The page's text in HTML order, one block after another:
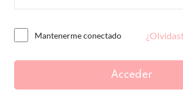
Mantenerme conectado
Acceder